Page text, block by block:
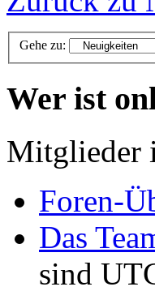
Gehe zu:
Wer ist
Mitglieder
Foren-
Das
sind